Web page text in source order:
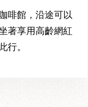
啡館，沿途可以
著享用高齡網紅
行。